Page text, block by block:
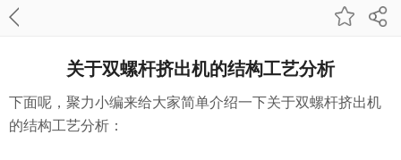
关于双螺杆挤出机的结构工艺分析
下面呢，聚力小编来给大家简单介绍一下关于双螺杆挤出机
的结构工艺分析：